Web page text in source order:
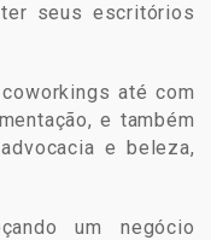
seus escritórios
até com
e também
e beleza,
um negócio